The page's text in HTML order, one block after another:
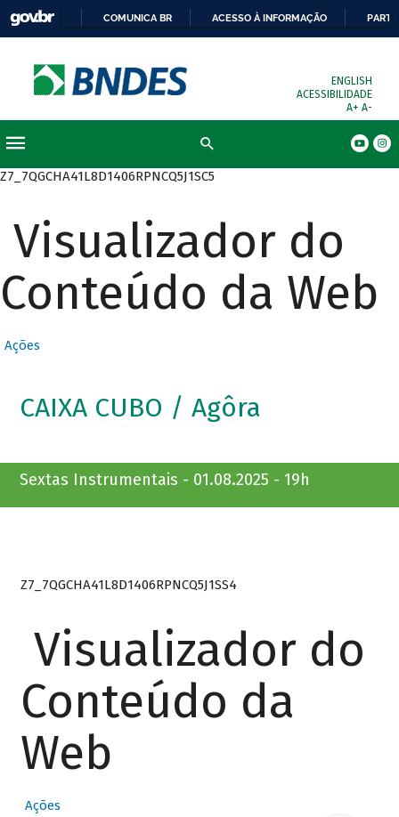
COMUNICA BR ACESSO À INFORMAÇÃO
ENGLISH
ACESSIBILIDADE
A+ A-
Z7_7QGCHA41L8D1406RPNCQ5J1SC5
Visualizador do
Conteúdo da Web
Ações
CAIXA CUBO / Agôra
Sextas Instrumentais - 01.08.2025 - 19h
Z7_7QGCHA41L8D1406RPNCQ5J1SS4
Visualizador do
Conteúdo da
Web
Ações